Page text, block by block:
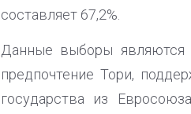
составляет 67,2%.
Данные выборы являются
предпочтение Тори,
государства из